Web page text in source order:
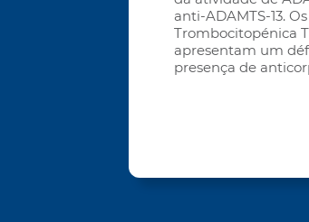
anti-ADAMTS-13.
Trombocitopénica
apresentam um
presença de